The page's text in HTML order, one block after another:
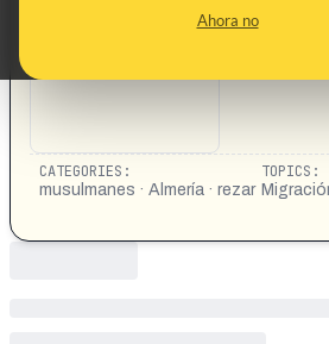
Ahora no
https://vm.tiktok.com/ZNRW3srDJ/
CATEGORIES:
musulmanes · Almería · rezar
TOPICS: